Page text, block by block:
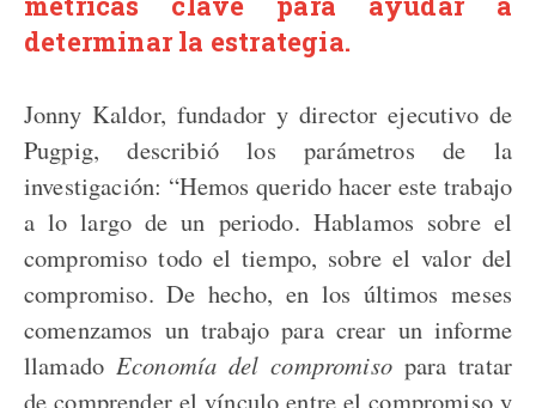
determinar la estrategia.
Jonny Kaldor, fundador y director ejecutivo de
Pugpig, describió los parámetros de la
investigación: “Hemos querido hacer este trabajo
a lo largo de un periodo. Hablamos sobre el
compromiso todo el tiempo, sobre el valor del
compromiso. De hecho, en los últimos meses
comenzamos un trabajo para crear un informe
llamado Economía del compromisopara tratar
de comprender el vínculo entre el compromiso y